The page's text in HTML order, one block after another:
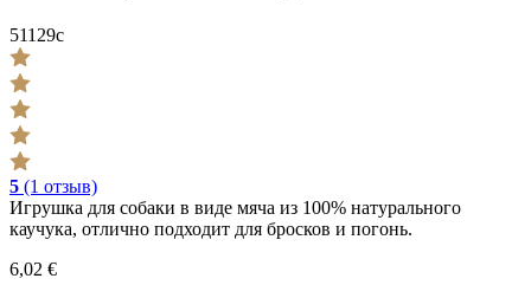
51129c
5 (1 отзыв)
Игрушка для собаки в виде мяча из 100% натурального
каучука, отлично подходит для бросков и погонь.
6,02 €